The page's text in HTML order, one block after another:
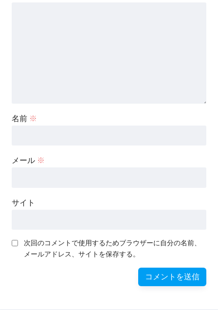
名前 ※
メール ※
サイト
次回のコメントで使用するためブラウザーに自分の名前、
メールアドレス、サイトを保存する。